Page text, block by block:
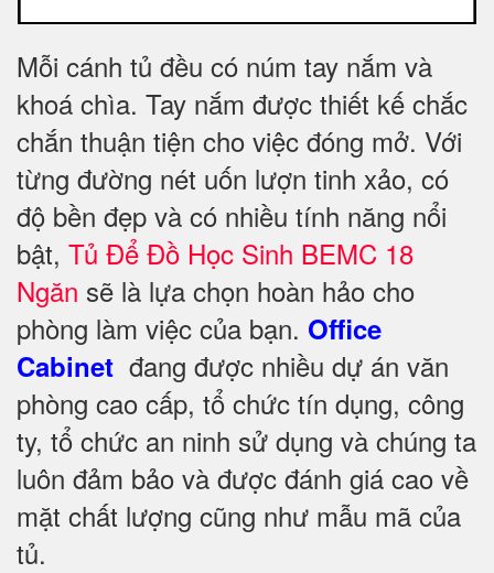
Mỗi cánh tủ đều có núm tay nắm và
khoá chìa. Tay nắm được thiết kế chắc
chắn thuận tiện cho việc đóng mở. Với
từng đường nét uốn lượn tinh xảo, có
độ bền đẹp và có nhiều tính năng nổi
bật, Tủ Để Đồ Học Sinh BEMC 18
Ngăn sẽ là lựa chọn hoàn hảo cho
phòng làm việc của bạn. Office
Cabinet đang được nhiều dự án văn
phòng cao cấp, tổ chức tín dụng, công
ty, tổ chức an ninh sử dụng và chúng ta
luôn đảm bảo và được đánh giá cao về
mặt chất lượng cũng như mẫu mã của
tủ.